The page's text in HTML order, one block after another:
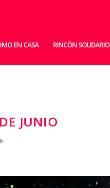
EN CASA RINCÓN SOLIDARIO
JUNIO